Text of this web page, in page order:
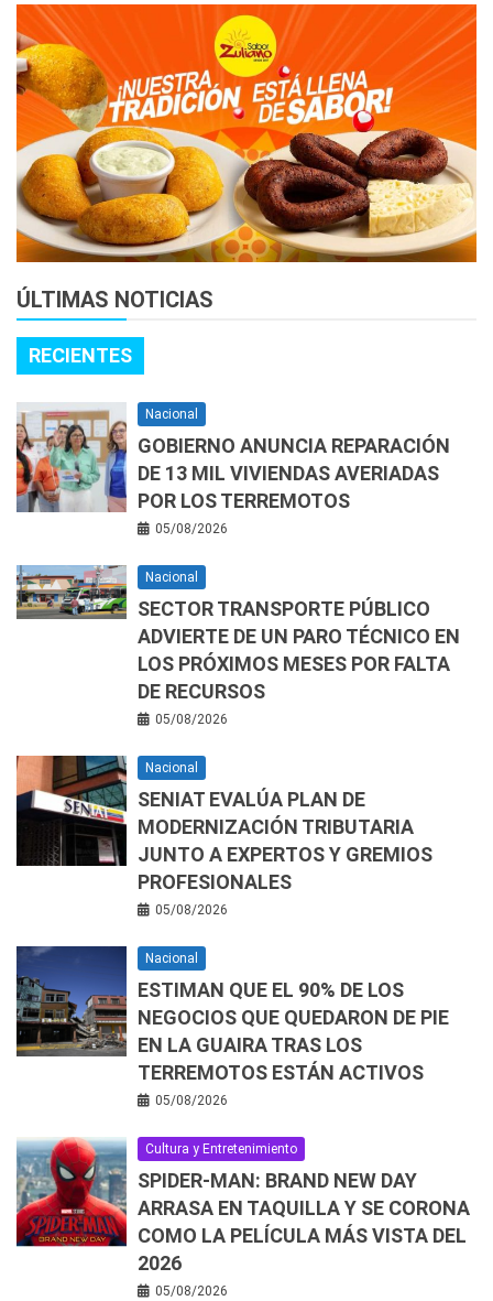
ÚLTIMAS NOTICIAS
RECIENTES
Nacional
GOBIERNO ANUNCIA REPARACIÓN
DE 13 MIL VIVIENDAS AVERIADAS
POR LOS TERREMOTOS
05/08/2026
Nacional
SECTOR TRANSPORTE PÚBLICO
ADVIERTE DE UN PARO TÉCNICO EN
LOS PRÓXIMOS MESES POR FALTA
DE RECURSOS
05/08/2026
Nacional
SENIAT EVALÚA PLAN DE
MODERNIZACIÓN TRIBUTARIA
JUNTO A EXPERTOS Y GREMIOS
PROFESIONALES
05/08/2026
Nacional
ESTIMAN QUE EL 90% DE LOS
NEGOCIOS QUE QUEDARON DE PIE
EN LA GUAIRA TRAS LOS
TERREMOTOS ESTÁN ACTIVOS
05/08/2026
Cultura y Entretenimiento
SPIDER-MAN: BRAND NEW DAY
ARRASA EN TAQUILLA Y SE CORONA
COMO LA PELÍCULA MÁS VISTA DEL
2026
05/08/2026